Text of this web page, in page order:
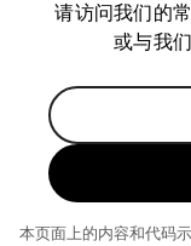
请访问我们的
或与我
本页面上的内容和代码